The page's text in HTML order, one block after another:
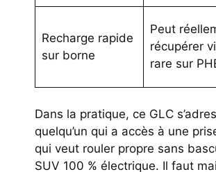
Recharge rapide
sur borne
Peut
récupérer
rare sur
Dans la pratique, ce GLC
quelqu’un qui a accès à une
qui veut rouler propre sans
SUV 100 % électrique. Il faut